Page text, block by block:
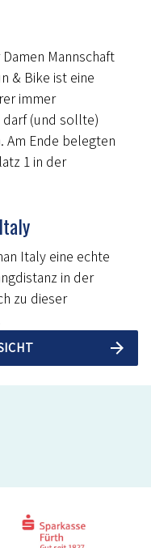
Mannschaft
& Bike ist eine
immer
darf (und sollte)
Ende belegten
1 in der
Italy eine echte
in der
zu dieser